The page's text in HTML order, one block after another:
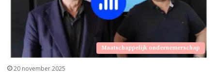
Maatschappelijk ondernemerschap
20 november 2025